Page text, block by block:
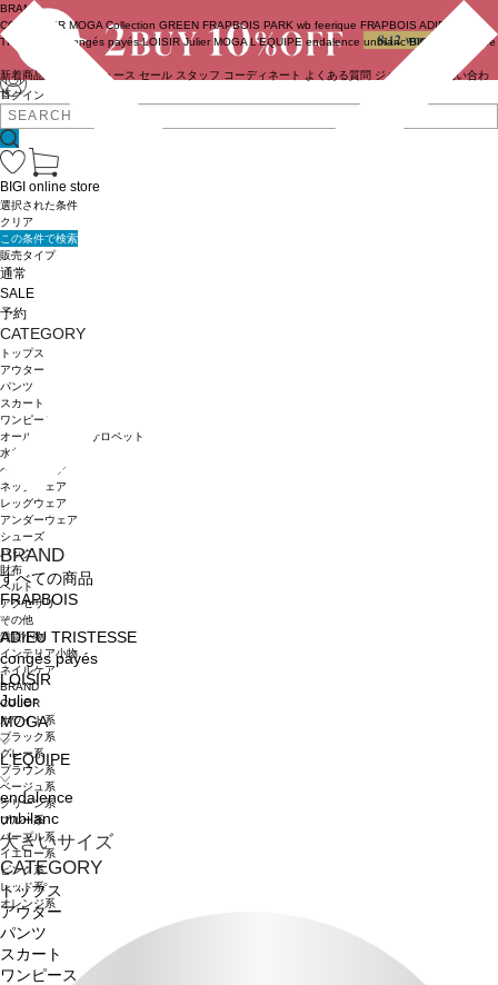
ログイン
BRAND
COUTURIER MOGA Collection GREEN FRAPBOIS PARK wb feerique FRAPBOIS ADIEU
TRISTESSE
congés payés LOISIR Julier MOGA L'EQUIPE endalence unbilanc BIGI online store
新着商品 ニュース セール スタッフ コーディネート よくある質問 ジャーナル
お問い合わ
せ
BRAND
すべての商品
FRAPBOIS
ADIEU TRISTESSE
congés payés
LOISIR
Julier
MOGA
L'EQUIPE
endalence
unbilanc
大きいサイズ
CATEGORY
トップス
アウター
パンツ
スカート
ワンピース
BIGI online store
選択された条件
クリア
この条件で検索
販売タイプ
通常
SALE
予約
CATEGORY
トップス
アウター
パンツ
スカート
ワンピース
オールインワン・サロペット
水着
ヘッドウェア
ネックウェア
レッグウェア
アンダーウェア
シューズ
バッグ
財布
ベルト
アクセサリ
その他
雑貨小物
インテリア小物
ネイルケア
BRAND
COLOR
ホワイト系
ブラック系
グレー系
ブラウン系
ベージュ系
グリーン系
ブルー系
パープル系
イエロー系
ピンク系
レッド系
オレンジ系